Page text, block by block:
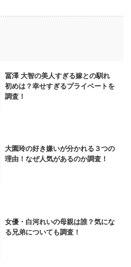
冨澤 大智の美人すぎる嫁との馴れ
初めは？幸せすぎるプライベートを
調査！
大園玲の好き嫌いが分かれる３つの
理由！なぜ人気があるのか調査！
女優・白河れいの母親は誰？気にな
る兄弟についても調査！